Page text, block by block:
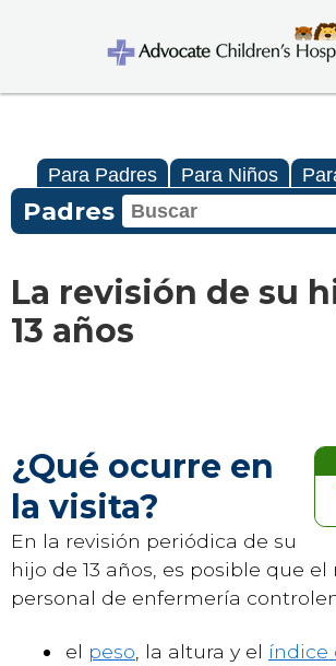
Para Padres Para Niños
Padres
La revisión de su
13 años
¿Qué ocurre en
la visita?
En la revisión periódica de su
hijo de 13 años, es posible que
personal de enfermería
el peso , la altura y el índice